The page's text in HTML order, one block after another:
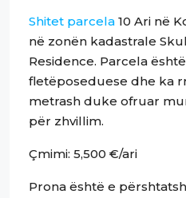
Shitet parcela 10 Ari në
në zonën kadastrale
Residence. Parcela
fletëposeduese dhe ka
metrash duke ofruar
për zhvillim.
Çmimi: 5,500 €/ari
Prona është e